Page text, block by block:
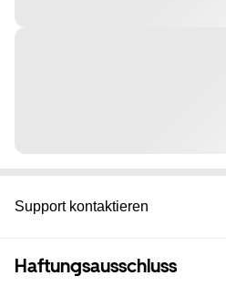
Support kontaktieren
Haftungsausschluss